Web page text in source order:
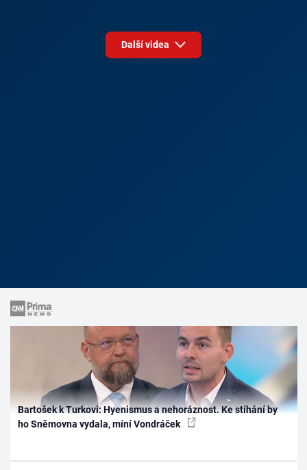
Další videa
Bartošek k Turkovi: Hyenismus a nehoráznost. Ke stíhání by
ho Sněmovna vydala, míní Vondráček